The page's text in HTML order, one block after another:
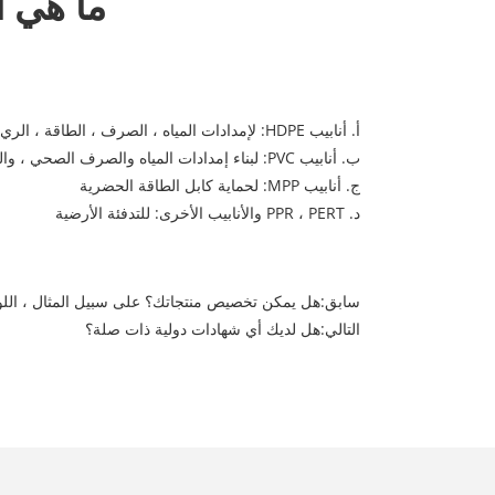
أ. أنابيب HDPE: لإمدادات المياه ، الصرف ، الطاقة ، الري الأراضي الزراعية ، إلخ.
ب. أنابيب PVC: لبناء إمدادات المياه والصرف الصحي ، والطاقة ، والري الأراضي الزراعية ، إلخ.
ج. أنابيب MPP: لحماية كابل الطاقة الحضرية
د. PPR ، PERT والأنابيب الأخرى: للتدفئة الأرضية
سابق:هل يمكن تخصيص منتجاتك؟ على سبيل المثال ،
التالي:هل لديك أي شهادات دولية ذات صلة؟